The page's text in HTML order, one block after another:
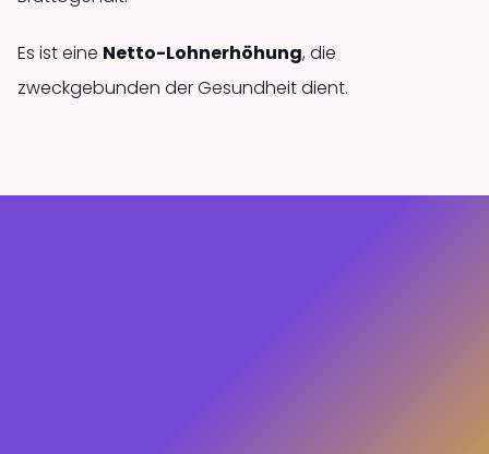
Es ist eine Netto-Lohnerhöhung, die
zweckgebunden der Gesundheit dient.